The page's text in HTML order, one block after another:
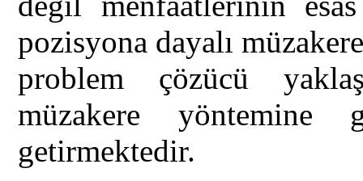
pozisyona dayalı
problem çözücü
müzakere
getirmektedir.